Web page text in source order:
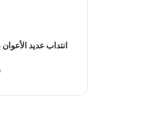
انتداب عديد